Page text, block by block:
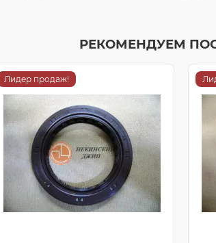
РЕКОМЕНДУЕМ
Лидер продаж!